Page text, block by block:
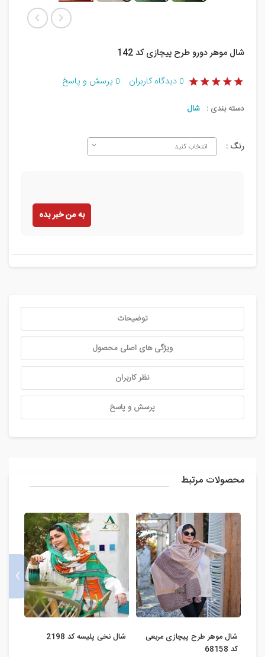
شال موهر دورو طرح پیچازی کد 142
0 دیدگاه کاربران 0 پرسش و پاسخ
دسته بندی : شال
رنگ : انتخاب کنید
به من خبر بده
توضیحات
ویژگی های اصلی محصول
نظر کاربران
پرسش و پاسخ
محصولات مرتبط
شال موهر طرح پیچازی مربعی
کد 68158
شال نخی پلیسه کد 2198
›